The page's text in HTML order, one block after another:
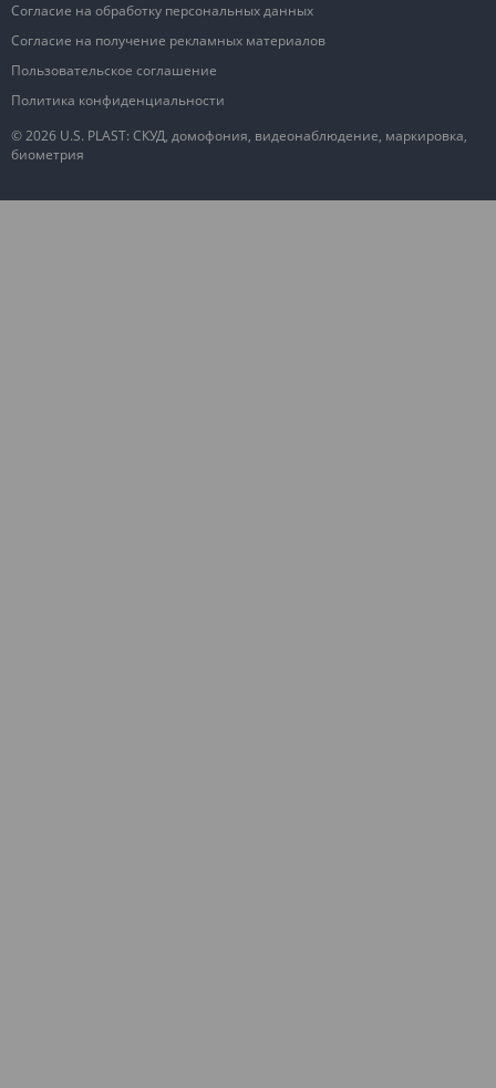
© 2026 U.S. PLAST: СКУД, домофония, видеонаблюдение, маркировка,
биометрия
Согласие на обработку персональных данных
Согласие на получение рекламных материалов
Пользовательское соглашение
Политика конфиденциальности